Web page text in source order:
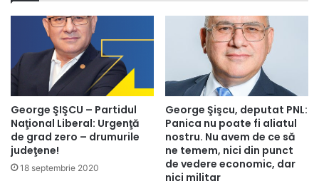
George ŞIŞCU – Partidul
Naţional Liberal: Urgenţă
de grad zero – drumurile
judeţene!
18 septembrie 2020
George Şişcu, deputat PNL:
Panica nu poate fi aliatul
nostru. Nu avem de ce să
ne temem, nici din punct
de vedere economic, dar
nici militar